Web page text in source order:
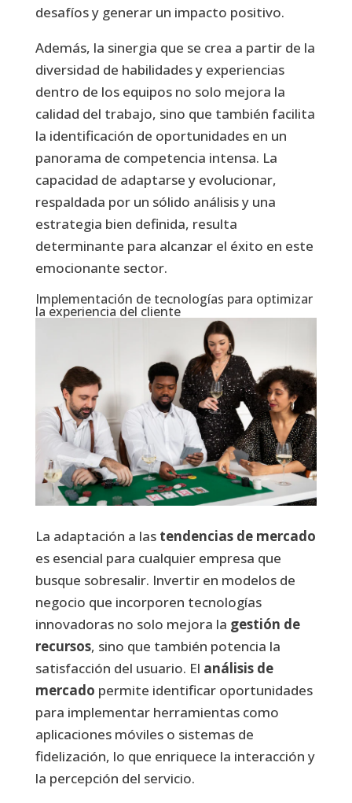
desafíos y generar un impacto positivo.
Además, la sinergia que se crea a partir de la
diversidad de habilidades y experiencias
dentro de los equipos no solo mejora la
calidad del trabajo, sino que también facilita
la identificación de oportunidades en un
panorama de competencia intensa. La
capacidad de adaptarse y evolucionar,
respaldada por un sólido análisis y una
estrategia bien definida, resulta
determinante para alcanzar el éxito en este
emocionante sector.
Implementación de tecnologías para optimizar
la experiencia del cliente
La adaptación a las tendencias de mercado
es esencial para cualquier empresa que
busque sobresalir. Invertir en modelos de
negocio que incorporen tecnologías
innovadoras no solo mejora la gestión de
recursos, sino que también potencia la
satisfacción del usuario. El análisis de
mercado permite identificar oportunidades
para implementar herramientas como
aplicaciones móviles o sistemas de
fidelización, lo que enriquece la interacción y
la percepción del servicio.